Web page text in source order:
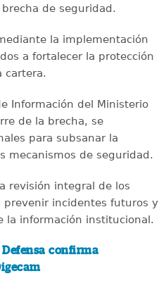
de seguridad.
la implementación
a fortalecer la protección
cartera.
Información del Ministerio
de la brecha, se
para subsanar la
mecanismos de seguridad.
revisión integral de los
prevenir incidentes futuros y
la información institucional.
confirma